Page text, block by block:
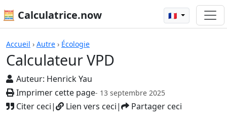
🧮 Calculatrice.now 🇫🇷
Accueil › Autre › Écologie
Calculateur VPD
Auteur: Henrick Yau
Imprimer cette page- 13 septembre 2025
Citer ceci| Lien vers ceci| Partager ceci
Calculatrices